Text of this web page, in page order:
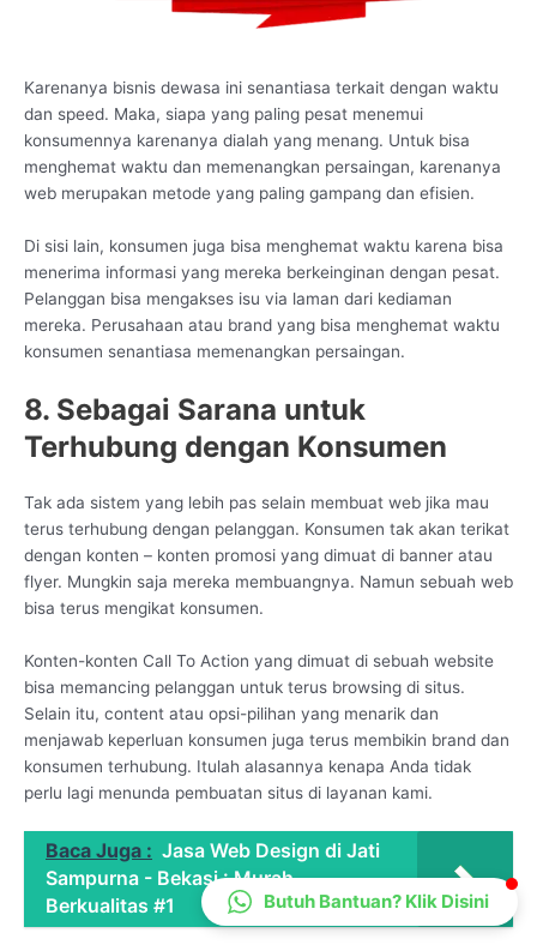
Karenanya bisnis dewasa ini senantiasa terkait dengan waktu
dan speed. Maka, siapa yang paling pesat menemui
konsumennya karenanya dialah yang menang. Untuk bisa
menghemat waktu dan memenangkan persaingan, karenanya
web merupakan metode yang paling gampang dan efisien.
Di sisi lain, konsumen juga bisa menghemat waktu karena bisa
menerima informasi yang mereka berkeinginan dengan pesat.
Pelanggan bisa mengakses isu via laman dari kediaman
mereka. Perusahaan atau brand yang bisa menghemat waktu
konsumen senantiasa memenangkan persaingan.
8. Sebagai Sarana untuk
Terhubung dengan Konsumen
Tak ada sistem yang lebih pas selain membuat web jika mau
terus terhubung dengan pelanggan. Konsumen tak akan terikat
dengan konten – konten promosi yang dimuat di banner atau
flyer. Mungkin saja mereka membuangnya. Namun sebuah web
bisa terus mengikat konsumen.
Konten-konten Call To Action yang dimuat di sebuah website
bisa memancing pelanggan untuk terus browsing di situs.
Selain itu, content atau opsi-pilihan yang menarik dan
menjawab keperluan konsumen juga terus membikin brand dan
konsumen terhubung. Itulah alasannya kenapa Anda tidak
perlu lagi menunda pembuatan situs di layanan kami.
Baca Juga : Jasa Web Design di Jati
Sampurna - Bekasi : Murah
Berkualitas #1
CS Lenteraweb
Online
Butuh Bantuan? Klik Disini